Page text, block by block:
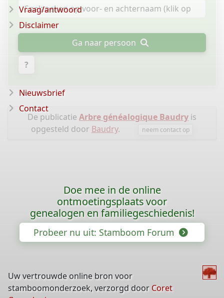
Ga naar persoon
?
De publicatie Arbre généalogique Baudry is
opgesteld door Baudry. neem contact op
Vraag/antwoord
Disclaimer
Nieuwsbrief
Contact
Doe mee in de online
ontmoetingsplaats voor
genealogen en familiegeschiedenis!
Probeer nu uit: Stamboom Forum
Uw vertrouwde online bron voor
stamboomonderzoek, verzorgd door Coret